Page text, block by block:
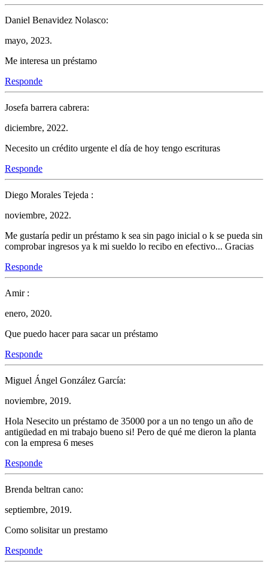
Daniel Benavidez Nolasco:
mayo, 2023.
Me interesa un préstamo
Responde
Josefa barrera cabrera:
diciembre, 2022.
Necesito un crédito urgente el día de hoy tengo escrituras
Responde
Diego Morales Tejeda :
noviembre, 2022.
Me gustaría pedir un préstamo k sea sin pago inicial o k se pueda sin
comprobar ingresos ya k mi sueldo lo recibo en efectivo... Gracias
Responde
Amir :
enero, 2020.
Que puedo hacer para sacar un préstamo
Responde
Miguel Ángel González García:
noviembre, 2019.
Hola Nesecito un préstamo de 35000 por a un no tengo un año de
antigüedad en mi trabajo bueno si! Pero de qué me dieron la planta
con la empresa 6 meses
Responde
Brenda beltran cano:
septiembre, 2019.
Como solisitar un prestamo
Responde